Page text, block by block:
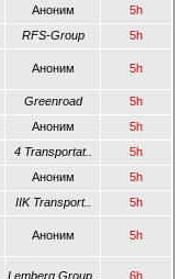
Аноним 5h
RFS-Group 5h
Аноним 5h
Greenroad 5h
Аноним 5h
4 Transportat.. 5h
Аноним 5h
IIK Transport.. 5h
Аноним 5h
Lemberg Group.. 6h